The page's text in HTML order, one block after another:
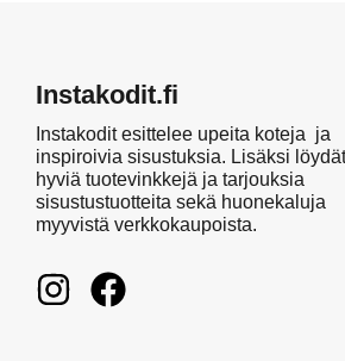
Instakodit.fi
Instakodit esittelee upeita koteja ja
inspiroivia sisustuksia. Lisäksi löydät
hyviä tuotevinkkejä ja tarjouksia
sisustustuotteita sekä huonekaluja
myyvistä verkkokaupoista.